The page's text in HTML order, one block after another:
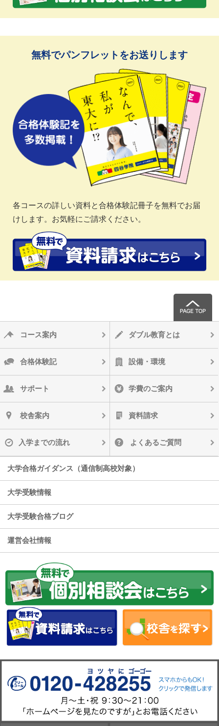
無料でパンフレットをお送りします
各コースの詳しい資料と合格体験記冊子を無料でお届
けします。お気軽にご請求ください。
コース案内 ダブル教育とは
合格体験記 設備・環境
サポート 学費のご案内
校舎案内 資料請求
入学までの流れ よくあるご質問
大学合格ガイダンス（通信制高校対象）
大学受験情報
大学受験合格ブログ
運営会社情報